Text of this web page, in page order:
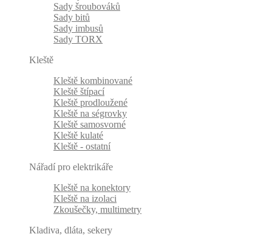
Sady šroubováků
Sady bitů
Sady imbusů
Sady TORX
Kleště
Kleště kombinované
Kleště štípací
Kleště prodloužené
Kleště na ségrovky
Kleště samosvorné
Kleště kulaté
Kleště - ostatní
Nářadí pro elektrikáře
Kleště na konektory
Kleště na izolaci
Zkoušečky, multimetry
Kladiva, dláta, sekery